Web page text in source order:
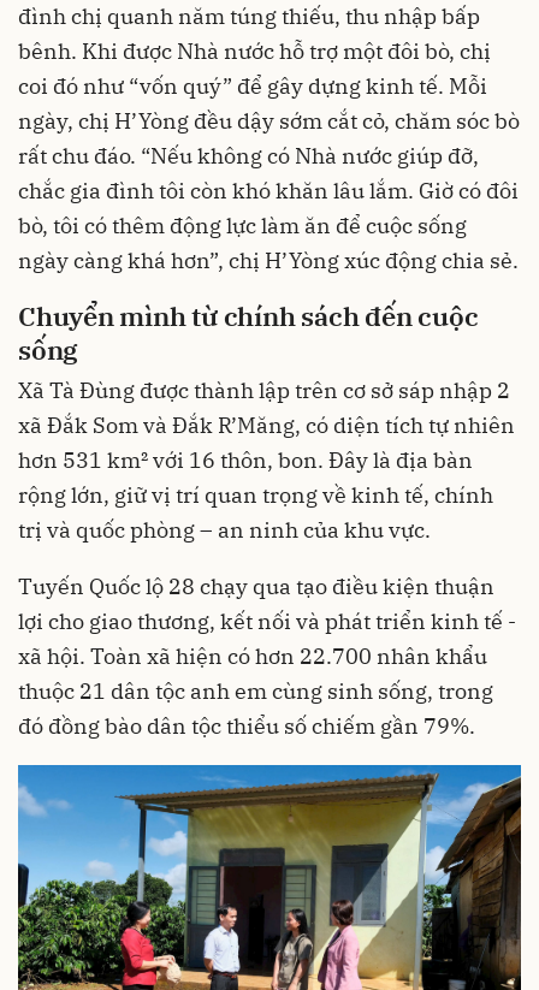
đình chị quanh năm túng thiếu, thu nhập bấp
bênh. Khi được Nhà nước hỗ trợ một đôi bò, chị
coi đó như “vốn quý” để gây dựng kinh tế. Mỗi
ngày, chị H’Yòng đều dậy sớm cắt cỏ, chăm sóc bò
rất chu đáo. “Nếu không có Nhà nước giúp đỡ,
chắc gia đình tôi còn khó khăn lâu lắm. Giờ có đôi
bò, tôi có thêm động lực làm ăn để cuộc sống
ngày càng khá hơn”, chị H’Yòng xúc động chia sẻ.
Chuyển mình từ chính sách đến cuộc
sống
Xã Tà Đùng được thành lập trên cơ sở sáp nhập 2
xã Đắk Som và Đắk R’Măng, có diện tích tự nhiên
hơn 531 km² với 16 thôn, bon. Đây là địa bàn
rộng lớn, giữ vị trí quan trọng về kinh tế, chính
trị và quốc phòng – an ninh của khu vực.
Tuyến Quốc lộ 28 chạy qua tạo điều kiện thuận
lợi cho giao thương, kết nối và phát triển kinh tế -
xã hội. Toàn xã hiện có hơn 22.700 nhân khẩu
thuộc 21 dân tộc anh em cùng sinh sống, trong
đó đồng bào dân tộc thiểu số chiếm gần 79%.